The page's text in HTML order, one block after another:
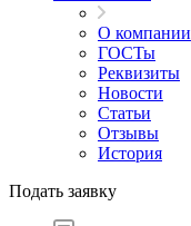
О компании
ГОСТы
Реквизиты
Новости
Статьи
Отзывы
История
Подать заявку